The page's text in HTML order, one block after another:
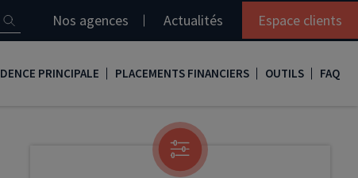
Nos agences Actualités Espace clients
PRINCIPALE PLACEMENTS FINANCIERS OUTILS
Simulation loi Denormandie
Comment réaliser son bilan patrimonial ?
FAQ